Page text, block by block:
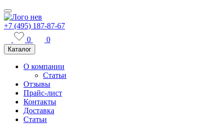
+7 (495) 187-87-67
0
0
Каталог
О компании
Статьи
Отзывы
Прайс-лист
Контакты
Доставка
Статьи